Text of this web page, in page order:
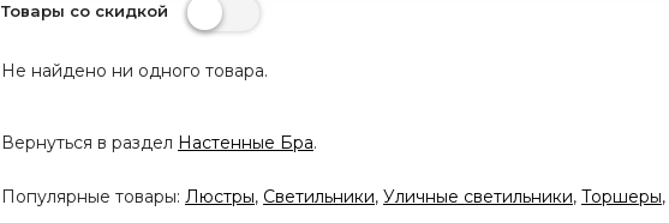
Товары со скидкой
Не найдено ни одного товара.
Вернуться в раздел Настенные Бра.
Популярные товары: Люстры, Светильники, Уличные светильники, Торшеры,